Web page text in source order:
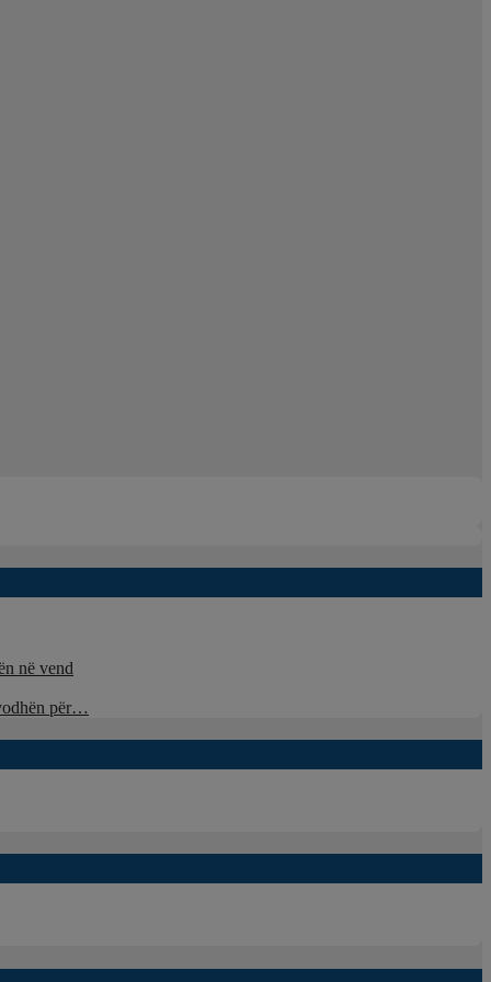
në vend
për…